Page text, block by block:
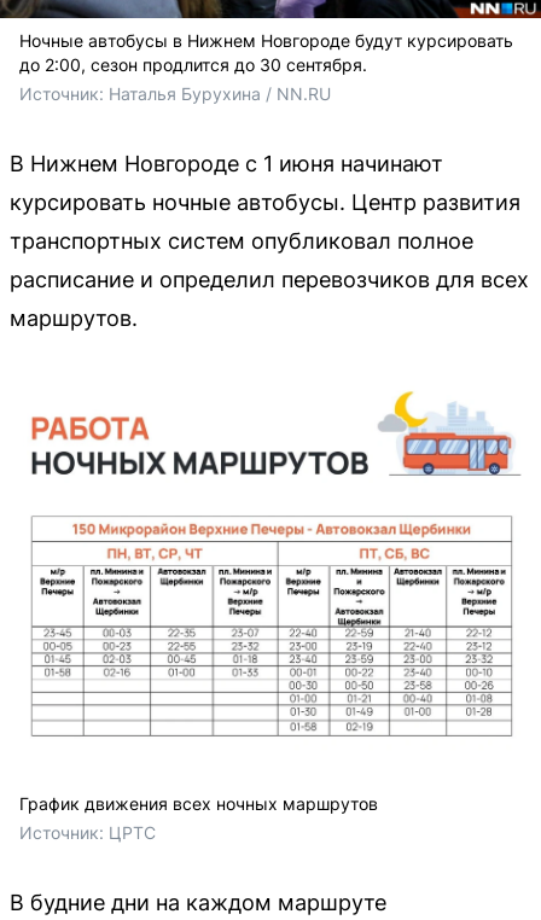
Ночные автобусы в Нижнем Новгороде будут курсировать
до 2:00, сезон продлится до 30 сентября.
Источник: Наталья Бурухина / NN.RU
В Нижнем Новгороде с 1 июня начинают
курсировать ночные автобусы. Центр развития
транспортных систем опубликовал полное
расписание и определил перевозчиков для всех
маршрутов.
График движения всех ночных маршрутов
Источник: ЦРТС
В будние дни на каждом маршруте